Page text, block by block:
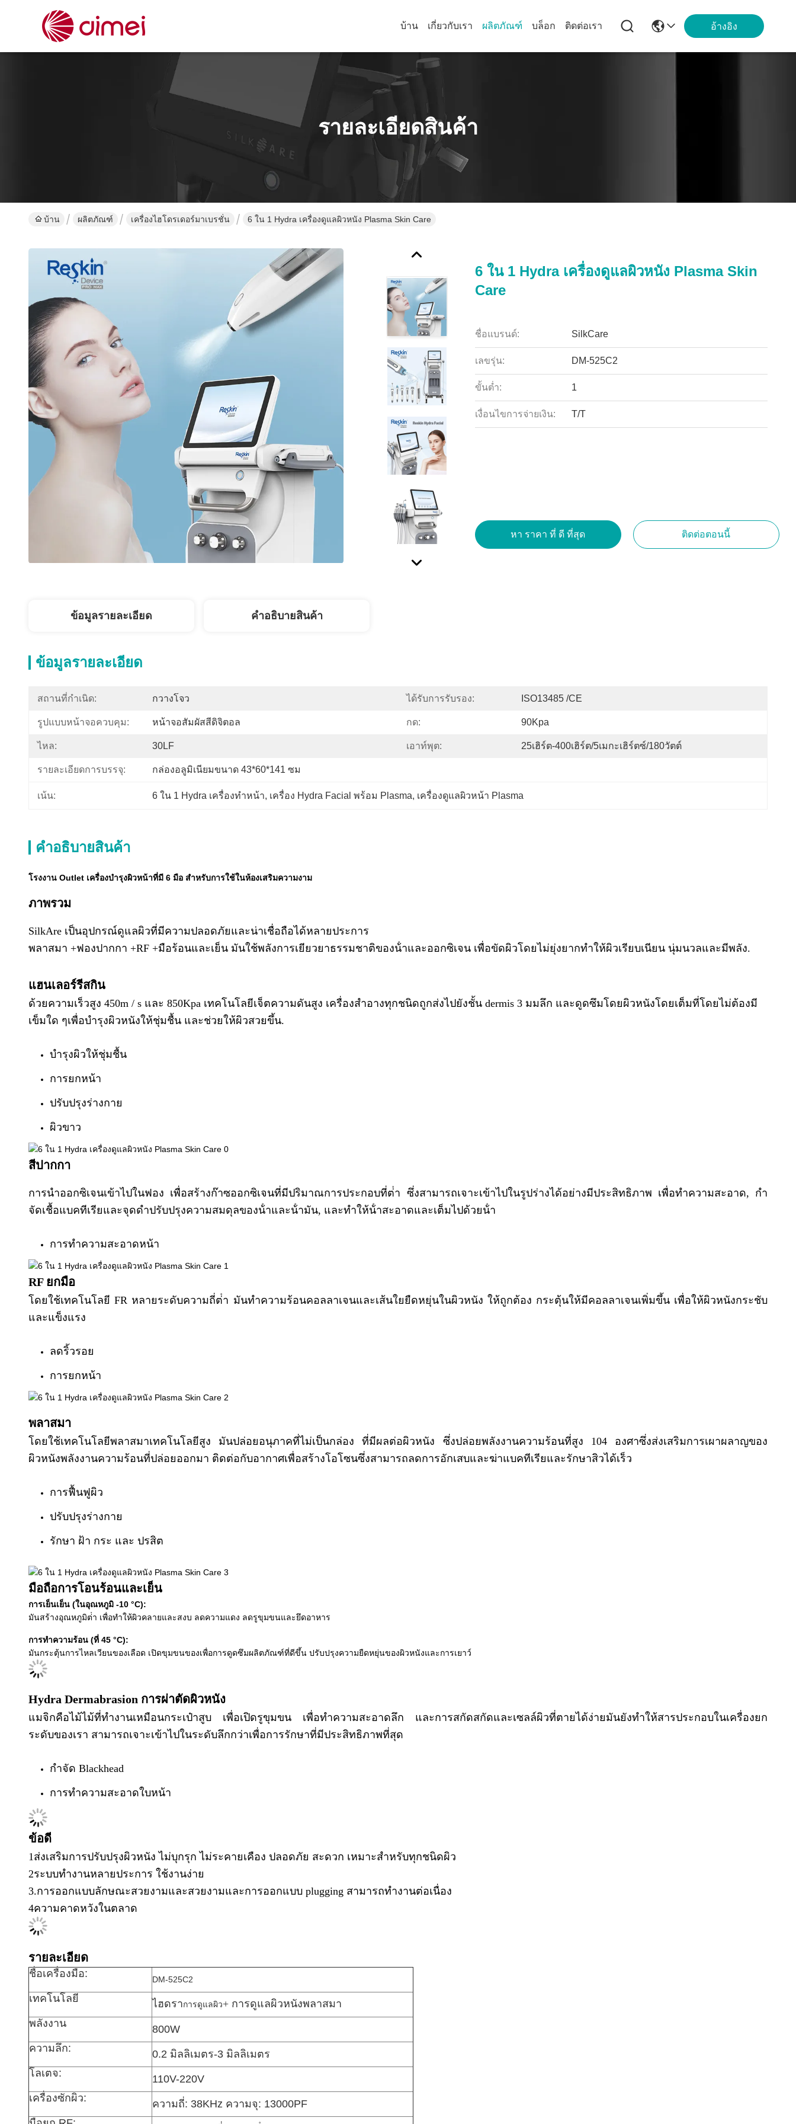
บ้าน เกี่ยวกับเรา ผลิตภัณฑ์ บล็อก ติดต่อเรา อ้างอิง
รายละเอียดสินค้า
บ้าน ผลิตภัณฑ์ เครื่องไฮโดรเดอร์มาเบรชั่น 6 ใน 1 Hydra เครื่องดูแลผิวหนัง Plasma Skin Care
6 ใน 1 Hydra เครื่องดูแลผิวหนัง Plasma Skin
Care
ชื่อแบรนด์: SilkCare
เลขรุ่น: DM-525C2
ขั้นต่ำ: 1
เงื่อนไขการจ่ายเงิน: T/T
หา ราคา ที่ ดี ที่สุด ติดต่อตอนนี้
ข้อมูลรายละเอียด คําอธิบายสินค้า
ข้อมูลรายละเอียด
สถานที่กำเนิด: กวางโจว ได้รับการรับรอง: ISO13485 /CE
รูปแบบหน้าจอควบคุม: หน้าจอสัมผัสสีดิจิตอล กด: 90Kpa
ไหล: 30LF เอาท์พุต: 25เฮิร์ต-400เฮิร์ต/5เมกะเฮิร์ตซ์/180วัตต์
รายละเอียดการบรรจุ: กล่องอลูมิเนียมขนาด 43*60*141 ซม
เน้น: 6 ใน 1 Hydra เครื่องทําหน้า, เครื่อง Hydra Facial พร้อม Plasma, เครื่องดูแลผิวหน้า Plasma
คําอธิบายสินค้า
โรงงาน Outlet เครื่องบํารุงผิวหน้าที่มี 6 มือ สําหรับการใช้ในห้องเสริมความงาม
ภาพรวม
SilkAre เป็นอุปกรณ์ดูแลผิวที่มีความปลอดภัยและน่าเชื่อถือได้หลายประการ
พลาสมา +ฟองปากกา +RF +มือร้อนและเย็น มันใช้พลังการเยียวยาธรรมชาติของน้ําและออกซิเจน เพื่อขัดผิวโดยไม่ยุ่งยากทําให้ผิวเรียบเนียน นุ่มนวลและมีพลัง.
แฮนเลอร์รีสกิน
ด้วยความเร็วสูง 450m / s และ 850Kpa เทคโนโลยีเจ็ตความดันสูง เครื่องสําอางทุกชนิดถูกส่งไปยังชั้น dermis 3 มมลึก และดูดซึมโดยผิวหนังโดยเต็มที่โดยไม่ต้องมี
เข็มใด ๆเพื่อบํารุงผิวหนังให้ชุ่มชื้น และช่วยให้ผิวสวยขึ้น.
บํารุงผิวให้ชุ่มชื้น
การยกหน้า
ปรับปรุงร่างกาย
ผิวขาว
สีปากกา
การนําออกซิเจนเข้าไปในฟอง เพื่อสร้างก๊าซออกซิเจนที่มีปริมาณการประกอบที่ต่ํา ซึ่งสามารถเจาะเข้าไปในรูปร่างได้อย่างมีประสิทธิภาพ เพื่อทําความสะอาด, กํา
จัดเชื้อแบคทีเรียและจุดดําปรับปรุงความสมดุลของน้ําและน้ํามัน, และทําให้น้ําสะอาดและเต็มไปด้วยน้ํา
การทําความสะอาดหน้า
RF ยกมือ
โดยใช้เทคโนโลยี FR หลายระดับความถี่ต่ํา มันทําความร้อนคอลลาเจนและเส้นใยยืดหยุ่นในผิวหนัง ให้ถูกต้อง กระตุ้นให้มีคอลลาเจนเพิ่มขึ้น เพื่อให้ผิวหนังกระชับ
และแข็งแรง
ลดริ้วรอย
การยกหน้า
พลาสมา
โดยใช้เทคโนโลยีพลาสมาเทคโนโลยีสูง มันปล่อยอนุภาคที่ไม่เป็นกล่อง ที่มีผลต่อผิวหนัง ซึ่งปล่อยพลังงานความร้อนที่สูง 104 องศาซึ่งส่งเสริมการเผาผลาญของ
ผิวหนังพลังงานความร้อนที่ปล่อยออกมา ติดต่อกับอากาศเพื่อสร้างโอโซนซึ่งสามารถลดการอักเสบและฆ่าแบคทีเรียและรักษาสิวได้เร็ว
การฟื้นฟูผิว
ปรับปรุงร่างกาย
รักษา ฝ้า กระ และ ปรสิต
มือถือการโอนร้อนและเย็น
การเย็นเย็น (ในอุณหภูมิ -10 °C):
มันสร้างอุณหภูมิต่ํา เพื่อทําให้ผิวคลายและสงบ ลดความแดง ลดรูขุมขนและยึดอาหาร
การทําความร้อน (ที่ 45 °C):
มันกระตุ้นการไหลเวียนของเลือด เปิดขุมขนของเพื่อการดูดซึมผลิตภัณฑ์ที่ดีขึ้น ปรับปรุงความยืดหยุ่นของผิวหนังและการเยาว์
Hydra Dermabrasion การผ่าตัดผิวหนัง
แมจิกคือไม้ไม้ที่ทํางานเหมือนกระเป๋าสูบ เพื่อเปิดรูขุมขน เพื่อทําความสะอาดลึก และการสกัดสกัดและเซลล์ผิวที่ตายได้ง่ายมันยังทําให้สารประกอบในเครื่องยก
ระดับของเรา สามารถเจาะเข้าไปในระดับลึกกว่าเพื่อการรักษาที่มีประสิทธิภาพที่สุด
กําจัด Blackhead
การทําความสะอาดใบหน้า
ข้อดี
1ส่งเสริมการปรับปรุงผิวหนัง ไม่บุกรุก ไม่ระคายเคือง ปลอดภัย สะดวก เหมาะสําหรับทุกชนิดผิว
2ระบบทํางานหลายประการ ใช้งานง่าย
3.การออกแบบลักษณะสวยงามและสวยงามและการออกแบบ plugging สามารถทํางานต่อเนื่อง
4ความคาดหวังในตลาด
รายละเอียด
ชื่อเครื่องมือ: DM-525C2
เทคโนโลยี ไฮดราการดูแลผิว+ การดูแลผิวหนังพลาสมา
พลังงาน
800W
ความลึก:
0.2 มิลลิเมตร-3 มิลลิเมตร
โลเตจ:
110V-220V
เครื่องซักผิว:
ความถี่: 38KHz ความจุ: 13000PF